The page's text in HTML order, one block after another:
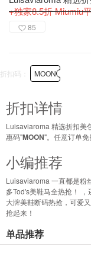
+独家8.5折 Miumiu
85
折扣码： MOON
折扣详情
Luisaviaroma 精选折扣美
惠码"MOON"。任意订单免
小编推荐
Luisaviaroma 一直都是粉
多Tod's美鞋马全热抢！
大牌美鞋断码热抢，可爱
抢起来！
单品推荐